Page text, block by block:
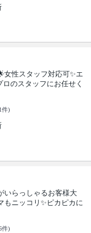
女性スタッフ対応可✨エ
ロのスタッフにお任せく
件)
いらっしゃるお客様大
ニッコリ✨ピカピカに
件)